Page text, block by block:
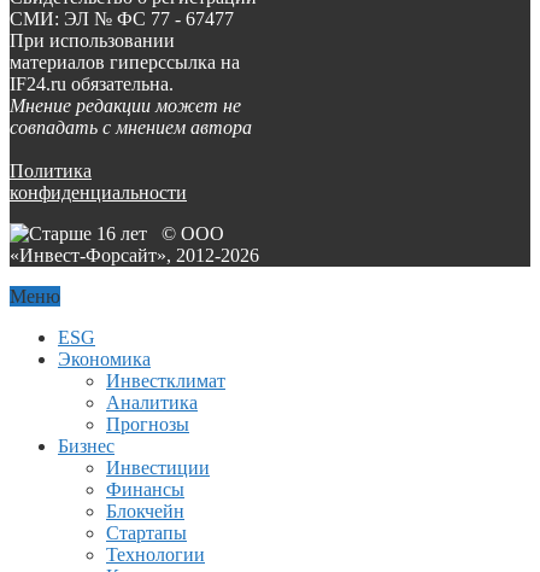
СМИ: ЭЛ № ФС 77 - 67477
При использовании
материалов гиперссылка на
IF24.ru обязательна.
Мнение редакции может не
совпадать с мнением автора
Политика
конфиденциальности
© ООО
«Инвест-Форсайт», 2012-2026
Меню
ESG
Экономика
Инвестклимат
Аналитика
Прогнозы
Бизнес
Инвестиции
Финансы
Блокчейн
Стартапы
Технологии